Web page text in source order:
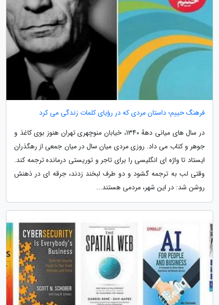
فرهنگ حییم؛ داستان مردی که در رؤیای کلمات زندگی می کرد
در سال های میانی دههٔ 1340، خیابان منوچهری تهران هنوز بوی کاغذ و
جوهر و کتاب می داد. روزی مردی میان سال در میان جمعی از رهگذران
ایستاد تا واژه ای انگلیسی را برای تاجر و توریستی درمانده ترجمه کند.
وقتی لب به ترجمه گشود و دو طرف لبخند زدند، جرقه ای در ذهنش
روشن شد: در این شهر، مردمی هستند...